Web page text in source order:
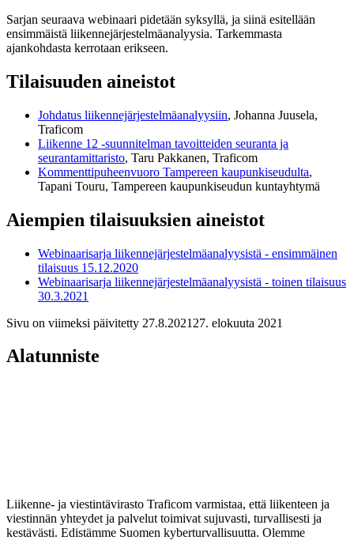
Sarjan seuraava webinaari pidetään syksyllä, ja siinä esitellään
ensimmäistä liikennejärjestelmäanalyysia. Tarkemmasta
ajankohdasta kerrotaan erikseen.
Tilaisuuden aineistot
Johdatus liikennejärjestelmäanalyysiin, Johanna Juusela,
Traficom
Liikenne 12 -suunnitelman tavoitteiden seuranta ja
seurantamittaristo, Taru Pakkanen, Traficom
Kommenttipuheenvuoro Tampereen kaupunkiseudulta,
Tapani Touru, Tampereen kaupunkiseudun kuntayhtymä
Aiempien tilaisuuksien aineistot
Webinaarisarja liikennejärjestelmäanalyysistä - ensimmäinen
tilaisuus 15.12.2020
Webinaarisarja liikennejärjestelmäanalyysistä - toinen tilaisuus
30.3.2021
Sivu on viimeksi päivitetty 27.8.2021 27. elokuuta 2021
Alatunniste
Liikenne- ja viestintävirasto Traficom varmistaa, että liikenteen ja
viestinnän yhteydet ja palvelut toimivat sujuvasti, turvallisesti ja
kestävästi. Edistämme Suomen kyberturvallisuutta. Olemme